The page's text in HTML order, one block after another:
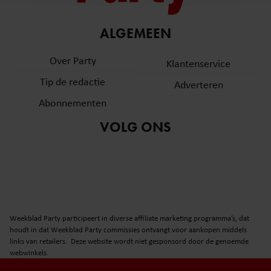
informatie over uw gebruik van onze site met onze
partners voor social media, adverteren en analyse. Deze
informatie die u aan ze heeft verstrekt of die ze hebben
gaat akkoord met onze cookies als u onze website blijft
gebruiken.
ALGEMEEN
Over Party
Tip de redactie
Abonnementen
Klantenservice
Adverteren
VOLG ONS
Weekblad Party participeert in diverse affiliate marketing programma’s, dat
houdt in dat Weekblad Party commissies ontvangt voor aankopen middels
links van retailers. Deze website wordt niet gesponsord door de genoemde
webwinkels.